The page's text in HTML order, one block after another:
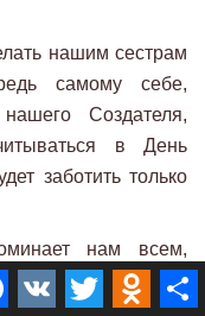
нашим сестрам
самому себе,
Создателя,
в День
заботить только
нам всем,
сохранения
и Суда в День
Facebook
VK Twitter